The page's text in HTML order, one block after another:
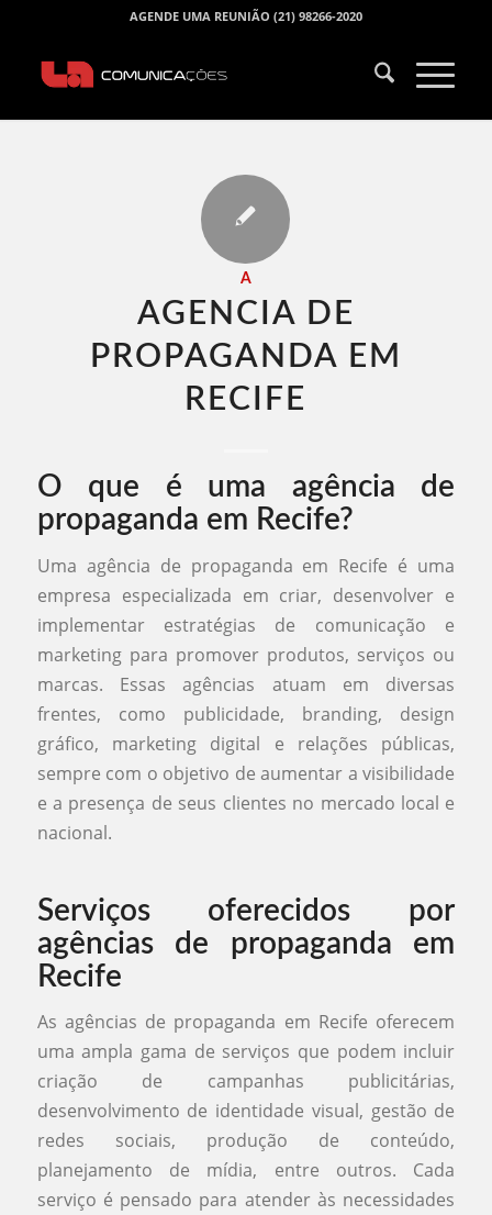
AGENDE UMA REUNIÃO (21) 98266-2020
A
AGENCIA DE
PROPAGANDA EM
RECIFE​
O que é uma agência de
propaganda em Recife?
Uma agência de propaganda em Recife é uma
empresa especializada em criar, desenvolver e
implementar estratégias de comunicação e
marketing para promover produtos, serviços ou
marcas. Essas agências atuam em diversas
frentes, como publicidade, branding, design
gráfico, marketing digital e relações públicas,
sempre com o objetivo de aumentar a visibilidade
e a presença de seus clientes no mercado local e
nacional.
Serviços oferecidos por
agências de propaganda em
Recife
As agências de propaganda em Recife oferecem
uma ampla gama de serviços que podem incluir
criação de campanhas publicitárias,
desenvolvimento de identidade visual, gestão de
redes sociais, produção de conteúdo,
planejamento de mídia, entre outros. Cada
serviço é pensado para atender às necessidades